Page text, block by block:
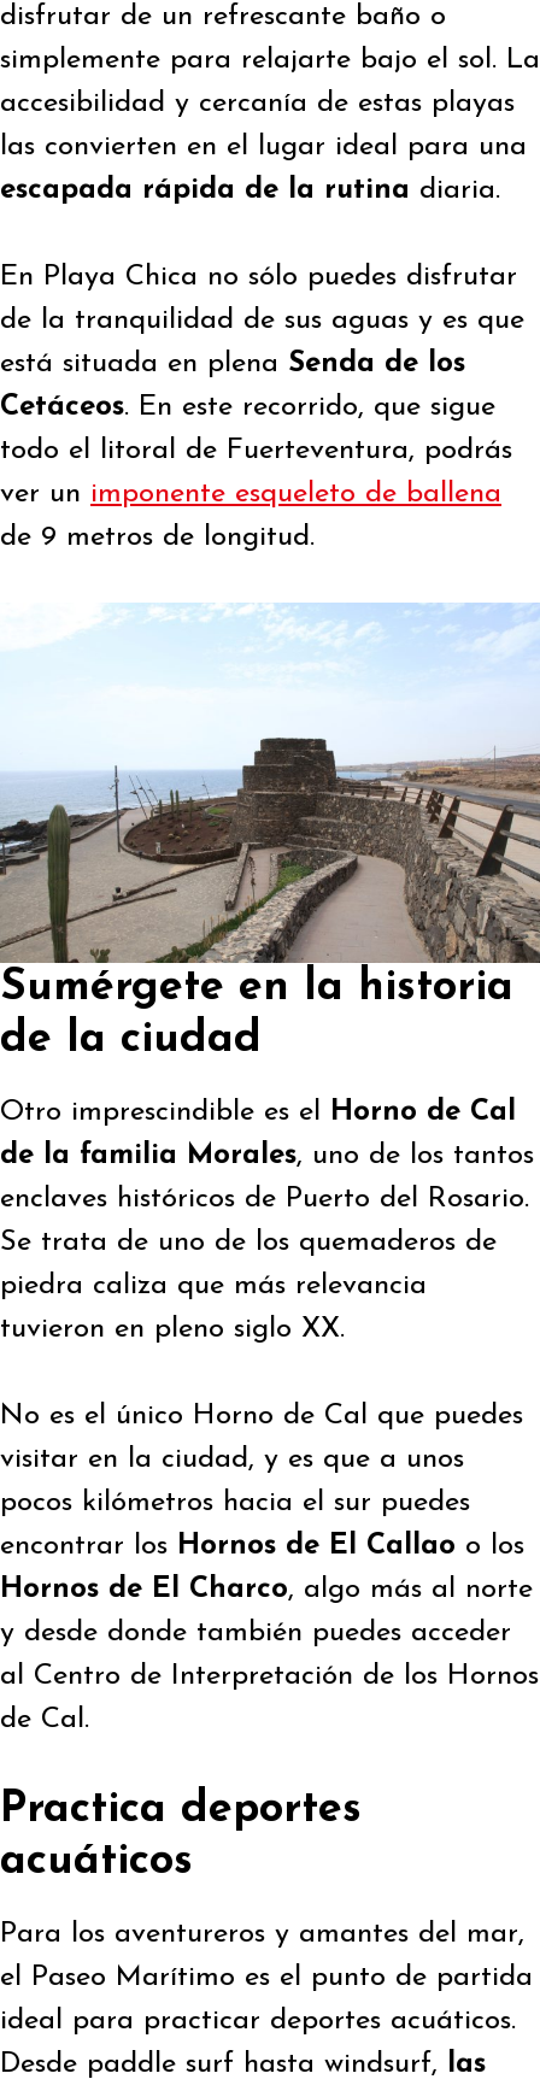
disfrutar de un refrescante baño o
simplemente para relajarte bajo el sol. La
accesibilidad y cercanía de estas playas
las convierten en el lugar ideal para una
escapada rápida de la rutina diaria.
En Playa Chica no sólo puedes disfrutar
de la tranquilidad de sus aguas y es que
está situada en plena Senda de los
Cetáceos. En este recorrido, que sigue
todo el litoral de Fuerteventura, podrás
ver un imponente esqueleto de ballena
de 9 metros de longitud.
Sumérgete en la historia
de la ciudad
Otro imprescindible es el
Horno de Cal
de la familia Morales, uno de los tantos
enclaves históricos de Puerto del Rosario.
Se trata de uno de los quemaderos de
piedra caliza que más relevancia
tuvieron en pleno siglo XX.
No es el único Horno de Cal que puedes
visitar en la ciudad, y es que a unos
pocos kilómetros hacia el sur puedes
encontrar los Hornos de El Callao o los
Hornos de El Charco, algo más al norte
y desde donde también puedes acceder
al Centro de Interpretación de los Hornos
de Cal.
Practica deportes
acuáticos
Para los aventureros y amantes del mar,
el Paseo Marítimo es el punto de partida
ideal para practicar deportes acuáticos.
Desde paddle surf hasta windsurf,
las